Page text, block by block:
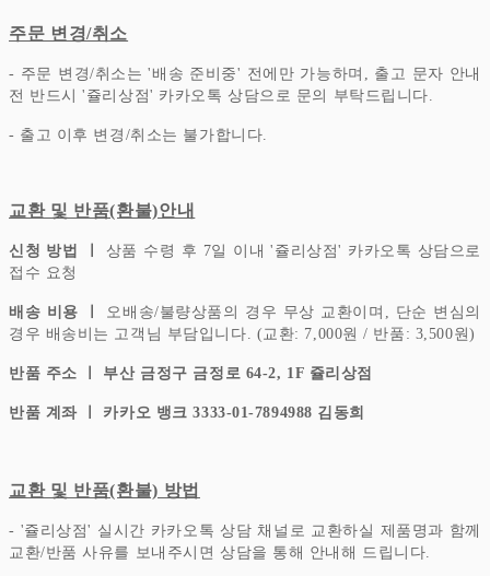
주문 변경/취소
- 주문 변경/취소는 '배송 준비중' 전에만 가능하며, 출고 문자 안내
전 반드시 '쥴리상점' 카카오톡 상담으로 문의 부탁드립니다.
- 출고 이후 변경/취소는 불가합니다.
교환 및 반품(환불)안내
신청 방법 ㅣ 상품 수령 후 7일 이내 '쥴리상점' 카카오톡 상담으로
접수 요청
배송 비용 ㅣ
오배송/불량상품의 경우 무상 교환이며, 단순 변심의
경우 배송비는 고객님 부담입니다. (교환: 7,000원 / 반품: 3,500원)
반품 주소 ㅣ 부산 금정구 금정로 64-2, 1F 쥴리상점
반품 계좌 ㅣ 카카오 뱅크 3333-01-7894988 김동희
교환 및 반품(환불) 방법
- '쥴리상점' 실시간 카카오톡 상담 채널로 교환하실 제품명과 함께
교환/반품 사유를 보내주시면 상담을 통해 안내해 드립니다.